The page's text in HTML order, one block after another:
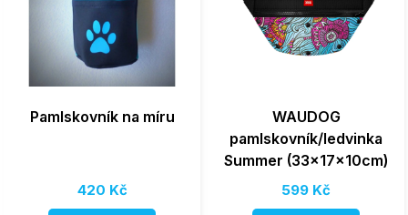
Pamlskovník na míru
420 Kč
WAUDOG
pamlskovník/ledvinka
Summer (33x17x10cm)
599 Kč